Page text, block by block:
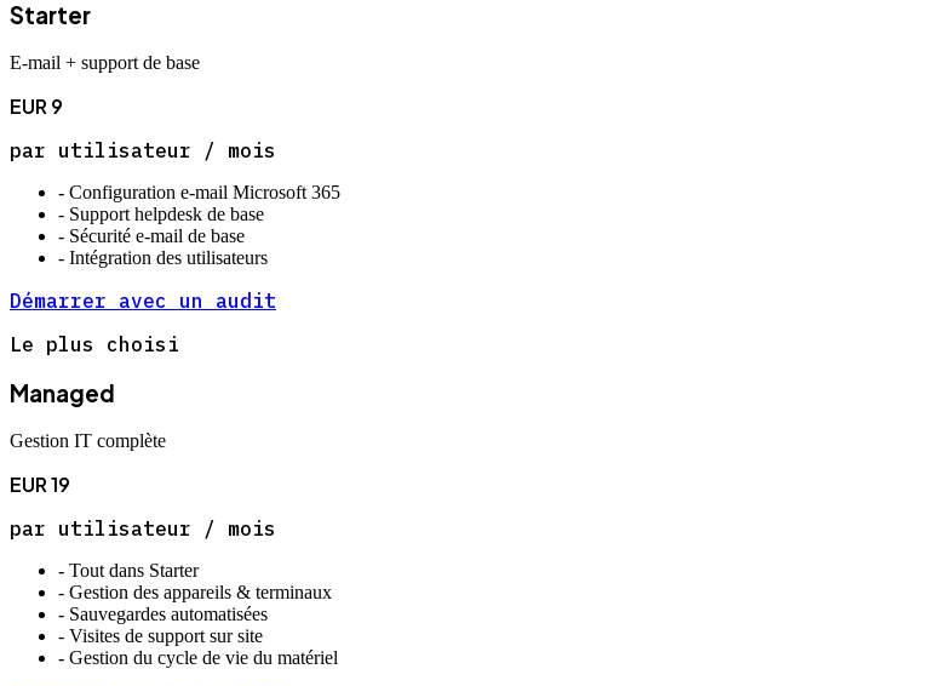
Starter
E-mail + support de base
EUR 9
par utilisateur / mois
- Configuration e-mail Microsoft 365
- Support helpdesk de base
- Sécurité e-mail de base
- Intégration des utilisateurs
Démarrer avec un audit
Le plus choisi
Managed
Gestion IT complète
EUR19
par utilisateur / mois
- Tout dans Starter
- Gestion des appareils & terminaux
- Sauvegardes automatisées
- Visites de support sur site
- Gestion du cycle de vie du matériel